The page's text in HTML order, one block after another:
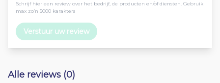
Schrijf hier een review over het bedrijf, de producten en/of diensten. Gebruik
max zo’n 5000 karakters
Verstuur uw review
Alle reviews (0)